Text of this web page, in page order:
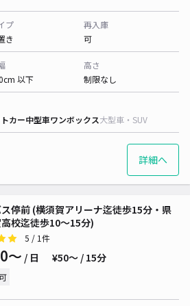
プ
き
再入庫
可
以下
高さ
制限なし
カー中型車ワンボックス大型車・SUV
詳細へ
停前 (横須賀アリーナ迄徒歩15分・県
校迄徒歩10〜15分)
5 / 1件
〜 / 日 ¥50〜 / 15分